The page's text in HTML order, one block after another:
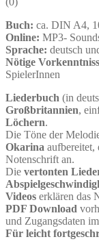
Buch: ca. DIN A4,
Online: MP3-
Sprache: deutsch
Nötige
SpielerInnen
Liederbuch (in
Großbritannien,
Löchern.
Die Töne der
Okarina aufbereitet,
Notenschrift an.
Die vertonten
Videos erklären das
PDF Download
und Zugangsdaten
Für leicht